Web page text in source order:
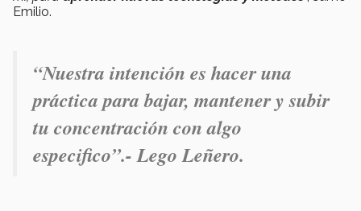
Emilio.
“Nuestra intención es hacer una
práctica para bajar, mantener y subir
tu concentración con algo
especifico”.- Lego Leñero.